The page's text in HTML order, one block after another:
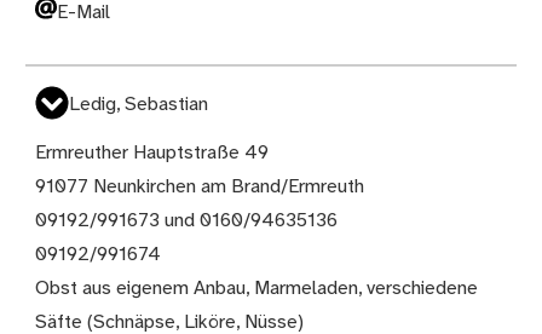
E-Mail
Ledig, Sebastian
Ermreuther Hauptstraße 49
91077 Neunkirchen am Brand/Ermreuth
09192/991673 und 0160/94635136
09192/991674
Obst aus eigenem Anbau, Marmeladen, verschiedene
Säfte (Schnäpse, Liköre, Nüsse)